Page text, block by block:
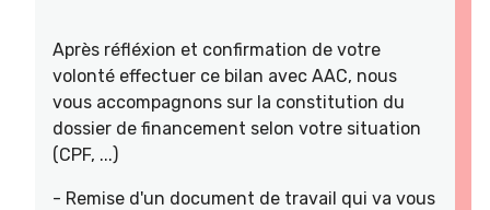
Après réfléxion et confirmation de votre
volonté effectuer ce bilan avec AAC, nous
vous accompagnons sur la constitution du
dossier de financement selon votre situation
(CPF, ...)
- Remise d'un document de travail qui va vous